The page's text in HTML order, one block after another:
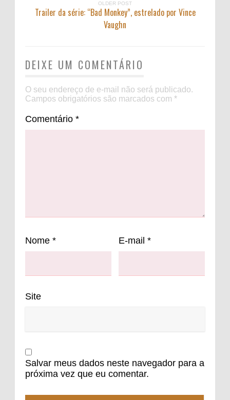
OLDER POST
Trailer da série: “Bad Monkey”, estrelado por Vince
Vaughn
DEIXE UM COMENTÁRIO
O seu endereço de e-mail não será publicado.
Campos obrigatórios são marcados com *
Comentário *
Nome * E-mail *
Site
Salvar meus dados neste navegador para a
próxima vez que eu comentar.